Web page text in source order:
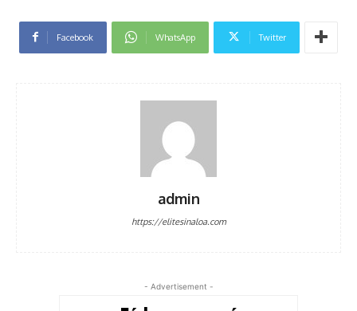
Facebook WhatsApp Twitter
admin
https://elitesinaloa.com
- Advertisement -